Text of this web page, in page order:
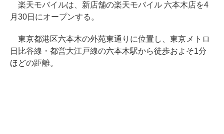
楽天モバイルは、新店舗の楽天モバイル 六本木店を4
月30日にオープンする。
東京都港区六本木の外苑東通りに位置し、東京メトロ
日比谷線・都営大江戸線の六本木駅から徒歩およそ1分
ほどの距離。